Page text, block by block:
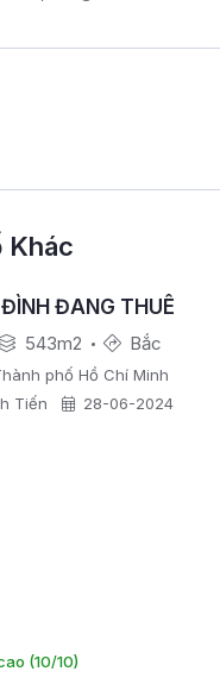
Khác
ĐANG THUÊ
543m2 Bắc
phố Hồ Chí Minh
Tiến
28-06-2024
(10/10)